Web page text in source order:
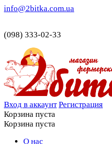
info@2bitka.com.ua
(098) 333-02-33
Вход в аккаунт Регистрация
Корзина пуста
Корзина пуста
О нас